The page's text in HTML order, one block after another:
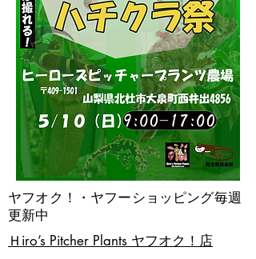
​Ｈiro’s Pitcher Plants ヤフオク！店
ヤフオク！・ヤフーショッピング毎週
更新中